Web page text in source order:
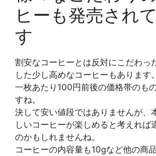
ヒーも発売され
す
割安なコーヒーとは反対にこだわっ
した少し高めなコーヒーもあります。
一枚あたり100円前後の価格帯のも
すね。
決して安い値段ではありませんが、
しいコーヒーが楽しめると考えれば
のかもしれませんね。
コーヒーの内容量も10gなど他の商